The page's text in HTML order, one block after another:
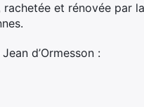
et rénovée par
d’Ormesson :